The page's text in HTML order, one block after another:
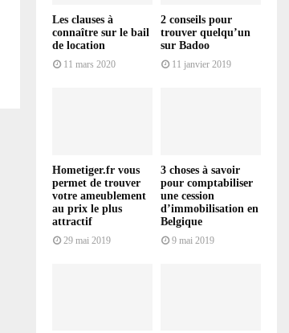
Les clauses à
connaître sur le bail
de location
11 mars 2020
2 conseils pour
trouver quelqu’un
sur Badoo
11 janvier 2019
Hometiger.fr vous
permet de trouver
votre ameublement
au prix le plus
attractif
29 mai 2019
3 choses à savoir
pour comptabiliser
une cession
d’immobilisation en
Belgique
9 mai 2019